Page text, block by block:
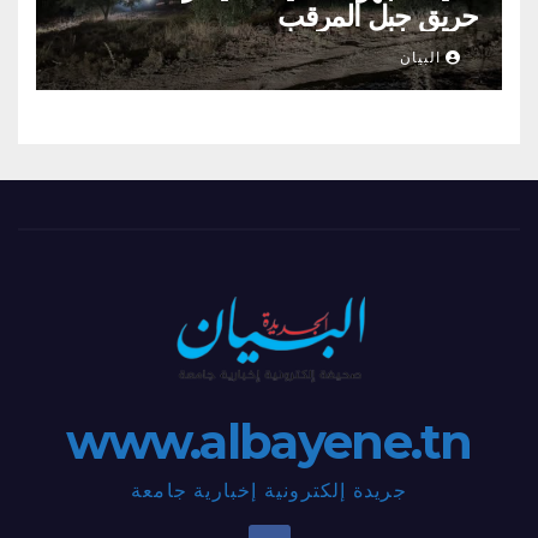
حريق جبل المرقب
البيان
www.albayene.tn
جريدة إلكترونية إخبارية جامعة